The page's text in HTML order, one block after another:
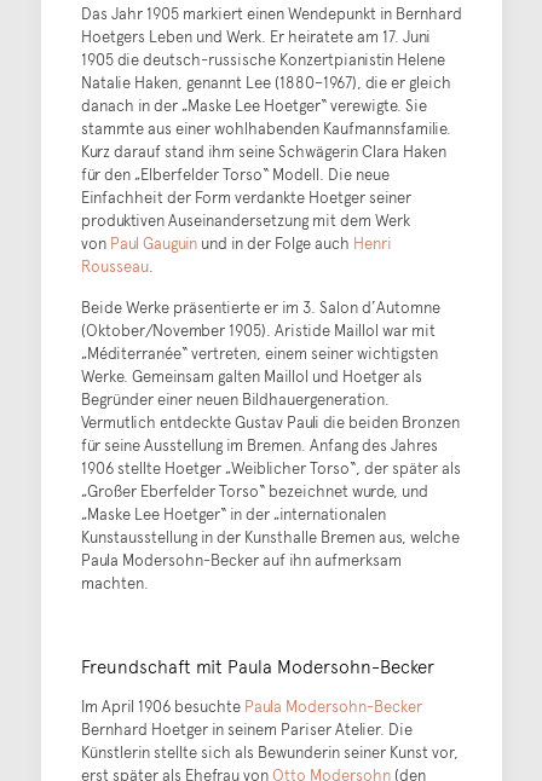
Das Jahr 1905 markiert einen Wendepunkt in Bernhard
Hoetgers Leben und Werk. Er heiratete am 17. Juni
1905 die deutsch-russische Konzertpianistin Helene
Natalie Haken, genannt Lee (1880–1967), die er gleich
danach in der „Maske Lee Hoetger“ verewigte. Sie
stammte aus einer wohlhabenden Kaufmannsfamilie.
Kurz darauf stand ihm seine Schwägerin Clara Haken
für den „Elberfelder Torso“ Modell. Die neue
Einfachheit der Form verdankte Hoetger seiner
produktiven Auseinandersetzung mit dem Werk
von Paul Gauguinund in der Folge auch Henri
Rousseau.
Beide Werke präsentierte er im 3. Salon d’Automne
(Oktober/November 1905). Aristide Maillol war mit
„Méditerranée“ vertreten, einem seiner wichtigsten
Werke. Gemeinsam galten Maillol und Hoetger als
Begründer einer neuen Bildhauergeneration.
Vermutlich entdeckte Gustav Pauli die beiden Bronzen
für seine Ausstellung im Bremen. Anfang des Jahres
1906 stellte Hoetger „Weiblicher Torso“, der später als
„Großer Eberfelder Torso“ bezeichnet wurde, und
„Maske Lee Hoetger“ in der „internationalen
Kunstausstellung in der Kunsthalle Bremen aus, welche
Paula Modersohn-Becker auf ihn aufmerksam
machten.
Freundschaft mit Paula Modersohn-Becker
Im April 1906 besuchte Paula Modersohn-Becker
Bernhard Hoetger in seinem Pariser Atelier. Die
Künstlerin stellte sich als Bewunderin seiner Kunst vor,
erst später als Ehefrau vonOtto Modersohn(den